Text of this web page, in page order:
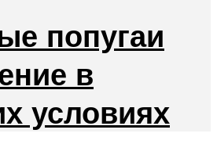
попугаи
в
условиях